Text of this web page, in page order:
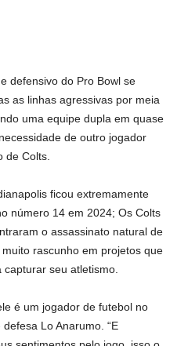
defensivo do Pro Bowl se
as linhas agressivas por meia
uma equipe dupla em quase
de outro jogador
de Colts.
ficou extremamente
número 14 em 2024; Os Colts
o assassinato natural de
rascunho em projetos que
capturar seu atletismo.
é um jogador de futebol no
Lo Anarumo. “E